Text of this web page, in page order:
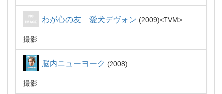
わが心の友 愛犬デヴォン 2009 TVM
撮影
脳内ニューヨーク 2008
撮影